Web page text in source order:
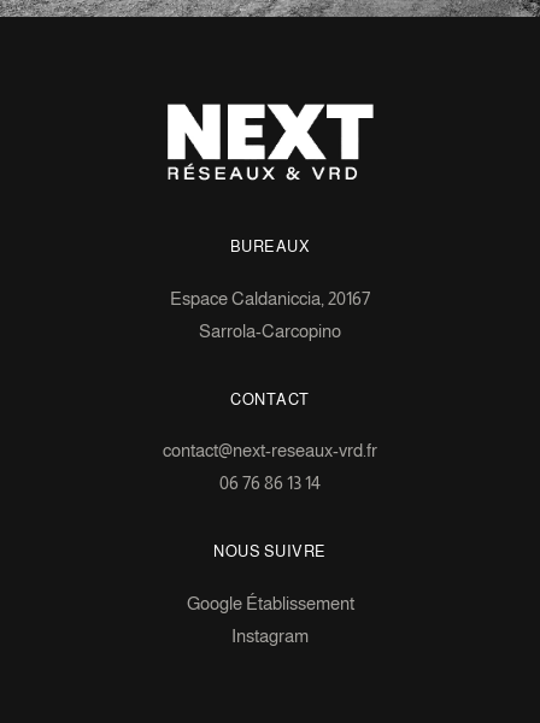
BUREAUX
Espace Caldaniccia, 20167
Sarrola-Carcopino
CONTACT
contact@next-reseaux-vrd.fr
06 76 86 13 14
NOUS SUIVRE
Google Établissement
Instagram